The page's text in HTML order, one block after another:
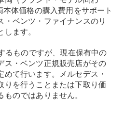
体価格の購入費用をサポート
・ベンツ・ファイナンスのリ
ます。
るものですが、現在保有中の
ス・ベンツ正規販売店がその
て行います。メルセデス・
りを行うことまたは下取り価
のではありません。